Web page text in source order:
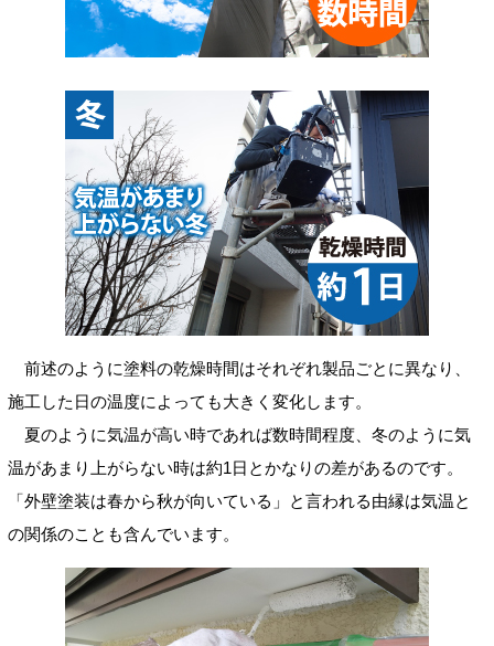
前述のように塗料の乾燥時間はそれぞれ製品ごとに異なり、
施工した日の温度によっても大きく変化します。
夏のように気温が高い時であれば数時間程度、冬のように気
温があまり上がらない時は約1日とかなりの差があるのです。
「外壁塗装は春から秋が向いている」と言われる由縁は気温と
の関係のことも含んでいます。